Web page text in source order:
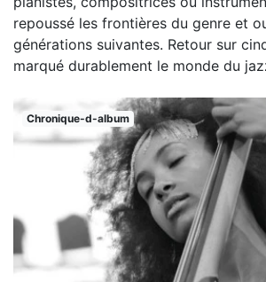
repoussé les frontières du genre et
générations suivantes. Retour sur
marqué durablement le monde du
Chronique-d-album